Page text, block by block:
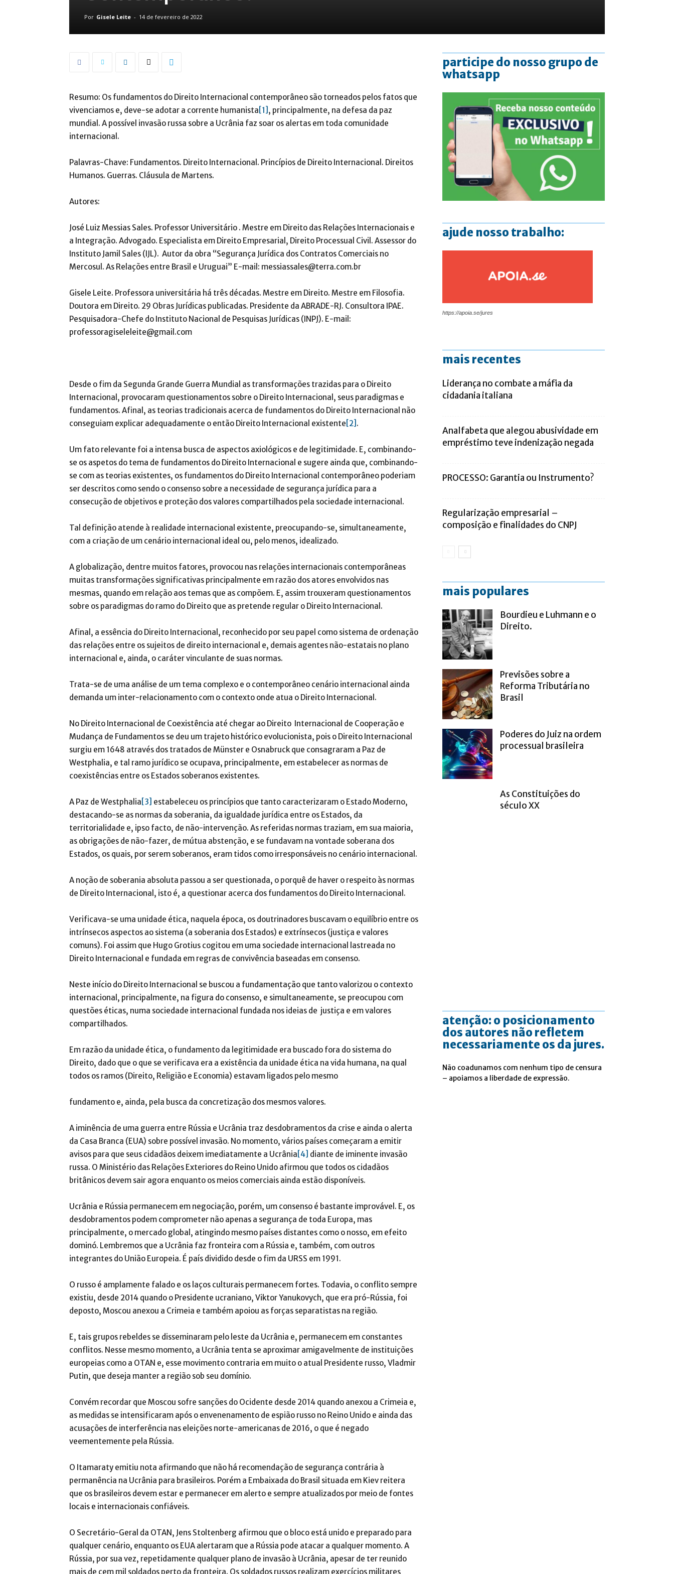
Por Gisele Leite - 14 de fevereiro de 2022
Resumo: Os fundamentos do Direito Internacional contemporâneo são torneados pelos fatos que
vivenciamos e, deve-se adotar a corrente humanista [1] , principalmente, na defesa da paz
mundial. A possível invasão russa sobre a Ucrânia faz soar os alertas em toda comunidade
internacional.
Palavras-Chave: Fundamentos. Direito Internacional. Princípios de Direito Internacional. Direitos
Humanos. Guerras. Cláusula de Martens.
Autores:
José Luiz Messias Sales. Professor Universitário . Mestre em Direito das Relações Internacionais e
a Integração. Advogado. Especialista em Direito Empresarial, Direito Processual Civil. Assessor do
Instituto Jamil Sales (IJL). Autor da obra “Segurança Jurídica dos Contratos Comerciais no
Mercosul. As Relações entre Brasil e Uruguai” E-mail: messiassales@terra.com.br
Gisele Leite. Professora universitária há três décadas. Mestre em Direito. Mestre em Filosofia.
Doutora em Direito. 29 Obras Jurídicas publicadas. Presidente da ABRADE-RJ. Consultora IPAE.
Pesquisadora-Chefe do Instituto Nacional de Pesquisas Jurídicas (INPJ). E-mail:
professoragiseleleite@gmail.com
Desde o fim da Segunda Grande Guerra Mundial as transformações trazidas para o Direito
Internacional, provocaram questionamentos sobre o Direito Internacional, seus paradigmas e
fundamentos. Afinal, as teorias tradicionais acerca de fundamentos do Direito Internacional não
conseguiam explicar adequadamente o então Direito Internacional existente [2] .
Um fato relevante foi a intensa busca de aspectos axiológicos e de legitimidade. E, combinando-
se os aspetos do tema de fundamentos do Direito Internacional e sugere ainda que, combinando-
se com as teorias existentes, os fundamentos do Direito Internacional contemporâneo poderiam
ser descritos como sendo o consenso sobre a necessidade de segurança jurídica para a
consecução de objetivos e proteção dos valores compartilhados pela sociedade internacional.
Tal definição atende à realidade internacional existente, preocupando-se, simultaneamente,
com a criação de um cenário internacional ideal ou, pelo menos, idealizado.
A globalização, dentre muitos fatores, provocou nas relações internacionais contemporâneas
muitas transformações significativas principalmente em razão dos atores envolvidos nas
mesmas, quando em relação aos temas que as compõem. E, assim trouxeram questionamentos
sobre os paradigmas do ramo do Direito que as pretende regular o Direito Internacional.
Afinal, a essência do Direito Internacional, reconhecido por seu papel como sistema de ordenação
das relações entre os sujeitos de direito internacional e, demais agentes não-estatais no plano
internacional e, ainda, o caráter vinculante de suas normas.
Trata-se de uma análise de um tema complexo e o contemporâneo cenário internacional ainda
demanda um inter-relacionamento com o contexto onde atua o Direito Internacional.
No Direito Internacional de Coexistência até chegar ao Direito Internacional de Cooperação e
Mudança de Fundamentos se deu um trajeto histórico evolucionista, pois o Direito Internacional
surgiu em 1648 através dos tratados de Münster e Osnabruck que consagraram a Paz de
Westphalia, e tal ramo jurídico se ocupava, principalmente, em estabelecer as normas de
coexistências entre os Estados soberanos existentes.
A Paz de Westphalia [3] estabeleceu os princípios que tanto caracterizaram o Estado Moderno,
destacando-se as normas da soberania, da igualdade jurídica entre os Estados, da
territorialidade e, ipso facto, de não-intervenção. As referidas normas traziam, em sua maioria,
as obrigações de não-fazer, de mútua abstenção, e se fundavam na vontade soberana dos
Estados, os quais, por serem soberanos, eram tidos como irresponsáveis no cenário internacional.
A noção de soberania absoluta passou a ser questionada, o porquê de haver o respeito às normas
de Direito Internacional, isto é, a questionar acerca dos fundamentos do Direito Internacional.
Verificava-se uma unidade ética, naquela época, os doutrinadores buscavam o equilíbrio entre os
intrínsecos aspectos ao sistema (a soberania dos Estados) e extrínsecos (justiça e valores
comuns). Foi assim que Hugo Grotius cogitou em uma sociedade internacional lastreada no
Direito Internacional e fundada em regras de convivência baseadas em consenso.
Neste início do Direito Internacional se buscou a fundamentação que tanto valorizou o contexto
internacional, principalmente, na figura do consenso, e simultaneamente, se preocupou com
questões éticas, numa sociedade internacional fundada nos ideias de justiça e em valores
compartilhados.
Em razão da unidade ética, o fundamento da legitimidade era buscado fora do sistema do
Direito, dado que o que se verificava era a existência da unidade ética na vida humana, na qual
todos os ramos (Direito, Religião e Economia) estavam ligados pelo mesmo
fundamento e, ainda, pela busca da concretização dos mesmos valores.
A iminência de uma guerra entre Rússia e Ucrânia traz desdobramentos da crise e ainda o alerta
da Casa Branca (EUA) sobre possível invasão. No momento, vários países começaram a emitir
avisos para que seus cidadãos deixem imediatamente a Ucrânia [4] diante de iminente invasão
russa. O Ministério das Relações Exteriores do Reino Unido afirmou que todos os cidadãos
britânicos devem sair agora enquanto os meios comerciais ainda estão disponíveis.
Ucrânia e Rússia permanecem em negociação, porém, um consenso é bastante improvável. E, os
desdobramentos podem comprometer não apenas a segurança de toda Europa, mas
principalmente, o mercado global, atingindo mesmo países distantes como o nosso, em efeito
dominó. Lembremos que a Ucrânia faz fronteira com a Rússia e, também, com outros
integrantes do União Europeia. É país dividido desde o fim da URSS em 1991.
O russo é amplamente falado e os laços culturais permanecem fortes. Todavia, o conflito sempre
existiu, desde 2014 quando o Presidente ucraniano, Viktor Yanukovych, que era pró-Rússia, foi
deposto, Moscou anexou a Crimeia e também apoiou as forças separatistas na região.
E, tais grupos rebeldes se disseminaram pelo leste da Ucrânia e, permanecem em constantes
conflitos. Nesse mesmo momento, a Ucrânia tenta se aproximar amigavelmente de instituições
europeias como a OTAN e, esse movimento contraria em muito o atual Presidente russo, Vladmir
Putin, que deseja manter a região sob seu domínio.
Convém recordar que Moscou sofre sanções do Ocidente desde 2014 quando anexou a Crimeia e,
as medidas se intensificaram após o envenenamento de espião russo no Reino Unido e ainda das
acusações de interferência nas eleições norte-americanas de 2016, o que é negado
veementemente pela Rússia.
O Itamaraty emitiu nota afirmando que não há recomendação de segurança contrária à
permanência na Ucrânia para brasileiros. Porém a Embaixada do Brasil situada em Kiev reitera
que os brasileiros devem estar e permanecer em alerto e sempre atualizados por meio de fontes
locais e internacionais confiáveis.
O Secretário-Geral da OTAN, Jens Stoltenberg afirmou que o bloco está unido e preparado para
qualquer cenário, enquanto os EUA alertaram que a Rússia pode atacar a qualquer momento. A
Rússia, por sua vez, repetidamente qualquer plano de invasão à Ucrânia, apesar de ter reunido
mais de cem mil soldados perto da fronteira. Os soldados russos realizam exercícios militares
participe do nosso grupo de
whatsapp
ajude nosso trabalho:
https://apoia.se/jures
mais recentes
Liderança no combate a máfia da
cidadania italiana
Analfabeta que alegou abusividade em
empréstimo teve indenização negada
PROCESSO: Garantia ou Instrumento?
Regularização empresarial –
composição e finalidades do CNPJ
mais populares
Bourdieu e Luhmann e o
Direito.
Previsões sobre a
Reforma Tributária no
Brasil
Poderes do Juiz na ordem
processual brasileira
As Constituições do
século XX
atenção: o posicionamento
dos autores não refletem
necessariamente os da jures.
Não coadunamos com nenhum tipo de censura
– apoiamos a liberdade de expressão.